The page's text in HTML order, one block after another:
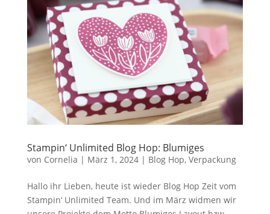
Stampin‘ Unlimited Blog Hop: Blumiges
von Cornelia | März 1, 2024| Blog Hop, Verpackung
Hallo ihr Lieben, heute ist wieder Blog Hop Zeit vom
Stampin‘ Unlimited Team. Und im März widmen wir